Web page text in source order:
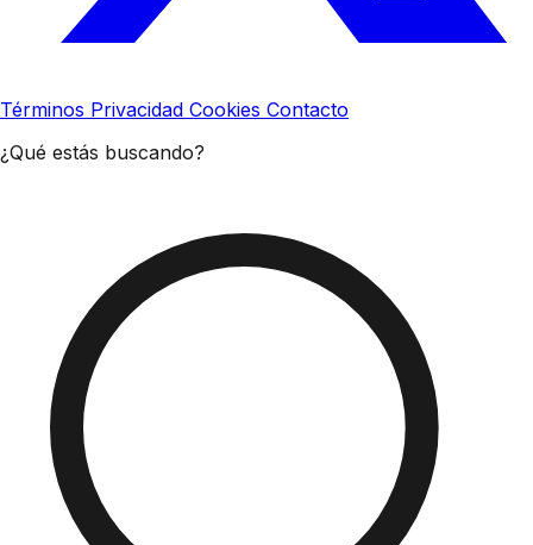
Términos Privacidad Cookies Contacto
¿Qué estás buscando?